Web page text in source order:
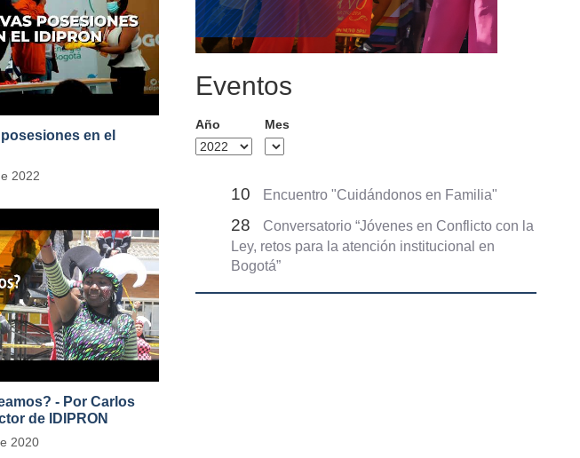
en el
2022
- Por Carlos
de IDIPRON
2020
Eventos
Año Mes
10 Encuentro "Cuidándonos en Familia"
28
Conversatorio “Jóvenes en Conflicto con la
Ley, retos para la atención institucional en
Bogotá”